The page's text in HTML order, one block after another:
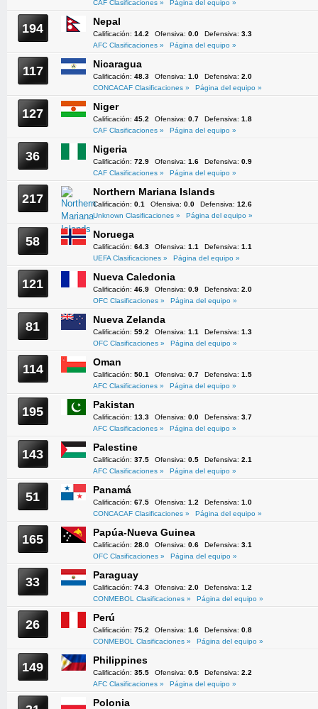
CAF Clasificaciones »
Página del equipo »
194 Nepal
Calificación: 14.2 Ofensiva: 0.0 Defensiva: 3.3
AFC Clasificaciones »
Página del equipo »
117 Nicaragua
Calificación: 48.3 Ofensiva: 1.0 Defensiva: 2.0
CONCACAF Clasificaciones »
Página del equipo »
127 Niger
Calificación: 45.2 Ofensiva: 0.7 Defensiva: 1.8
CAF Clasificaciones »
Página del equipo »
36 Nigeria
Calificación: 72.9 Ofensiva: 1.6 Defensiva: 0.9
CAF Clasificaciones »
Página del equipo »
217 Northern Mariana Islands
Calificación: 0.1 Ofensiva: 0.0 Defensiva: 12.6
Unknown Clasificaciones »
Página del equipo »
58 Noruega
Calificación: 64.3 Ofensiva: 1.1 Defensiva: 1.1
UEFA Clasificaciones »
Página del equipo »
121 Nueva Caledonia
Calificación: 46.9 Ofensiva: 0.9 Defensiva: 2.0
OFC Clasificaciones »
Página del equipo »
81 Nueva Zelanda
Calificación: 59.2 Ofensiva: 1.1 Defensiva: 1.3
OFC Clasificaciones »
Página del equipo »
114 Oman
Calificación: 50.1 Ofensiva: 0.7 Defensiva: 1.5
AFC Clasificaciones »
Página del equipo »
195 Pakistan
Calificación: 13.3 Ofensiva: 0.0 Defensiva: 3.7
AFC Clasificaciones »
Página del equipo »
143 Palestine
Calificación: 37.5 Ofensiva: 0.5 Defensiva: 2.1
AFC Clasificaciones »
Página del equipo »
51 Panamá
Calificación: 67.5 Ofensiva: 1.2 Defensiva: 1.0
CONCACAF Clasificaciones »
Página del equipo »
165 Papúa-Nueva Guinea
Calificación: 28.0 Ofensiva: 0.6 Defensiva: 3.1
OFC Clasificaciones »
Página del equipo »
33 Paraguay
Calificación: 74.3 Ofensiva: 2.0 Defensiva: 1.2
CONMEBOL Clasificaciones »
Página del equipo »
26 Perú
Calificación: 75.2 Ofensiva: 1.6 Defensiva: 0.8
CONMEBOL Clasificaciones »
Página del equipo »
149 Philippines
Calificación: 35.5 Ofensiva: 0.5 Defensiva: 2.2
AFC Clasificaciones »
Página del equipo »
Polonia